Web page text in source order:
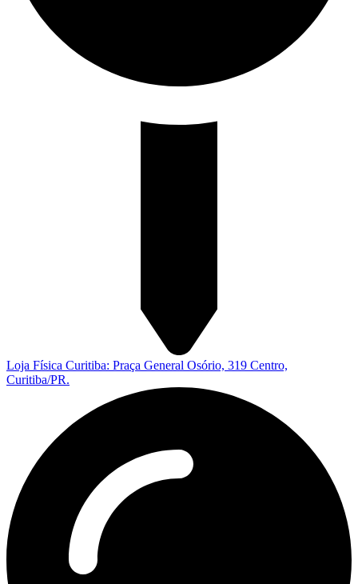
Loja Física Curitiba: Praça General Osório, 319 Centro,
Curitiba/PR.